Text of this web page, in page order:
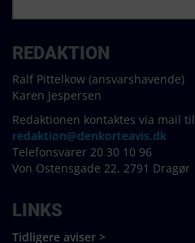
REDAKTION
Ralf Pittelkow (ansvarshavende)
Karen Jespersen
Redaktionen kontaktes via mail til
redaktion@denkorteavis.dk
Telefonsvarer 20 30 10 96
Von Ostensgade 22, 2791 Dragør
LINKS
Tidligere aviser >